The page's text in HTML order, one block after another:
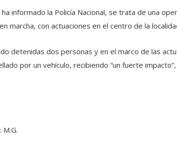
ha informado la Policía Nacional, se trata de una
marcha, con actuaciones en el centro de la
detenidas dos personas y en el marco de las
por un vehículo, recibiendo “un fuerte
M.G.